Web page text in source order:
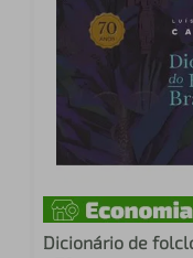
Dicionário de